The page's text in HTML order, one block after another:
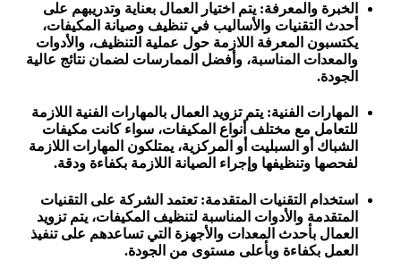
الخبرة والمعرفة: يتم اختيار العمال بعناية وتدريبهم على
أحدث التقنيات والأساليب في تنظيف وصيانة المكيفات،
يكتسبون المعرفة اللازمة حول عملية التنظيف، والأدوات
والمعدات المناسبة، وأفضل الممارسات لضمان نتائج عالية
الجودة.
المهارات الفنية: يتم تزويد العمال بالمهارات الفنية اللازمة
للتعامل مع مختلف أنواع المكيفات، سواء كانت مكيفات
الشباك أو السبليت أو المركزية، يمتلكون المهارات اللازمة
لفحصها وتنظيفها وإجراء الصيانة اللازمة بكفاءة ودقة.
استخدام التقنيات المتقدمة: تعتمد الشركة على التقنيات
المتقدمة والأدوات المناسبة لتنظيف المكيفات، يتم تزويد
العمال بأحدث المعدات والأجهزة التي تساعدهم على تنفيذ
العمل بكفاءة وبأعلى مستوى من الجودة.